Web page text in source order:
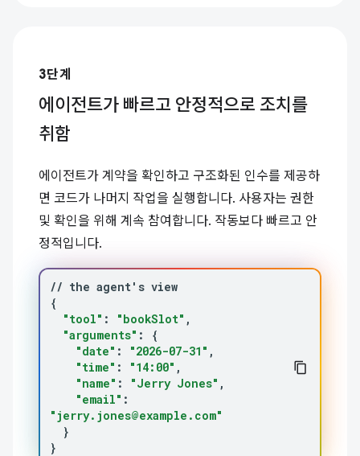
3단계
에이전트가 빠르고 안정적으로 조치를
취함
에이전트가 계약을 확인하고 구조화된 인수를 제공하
면 코드가 나머지 작업을 실행합니다. 사용자는 권한
및 확인을 위해 계속 참여합니다. 작동보다 빠르고 안
정적입니다.
// the agent' s
{
"tool" : "bookSlot"
"arguments" :
{
"date" : "2026-07-31"
"time" : "14:00"
"name" : "Jerry Jones"
"email" :
"jerry.jones@example.com"
}
}